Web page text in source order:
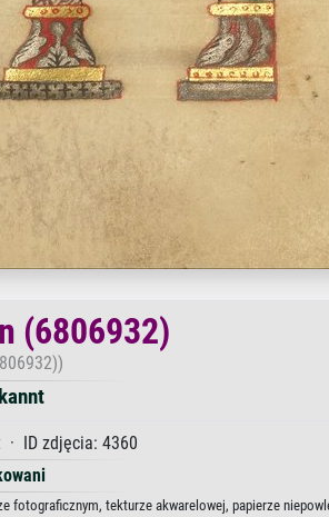
(6806932)
· ID zdjęcia: 4360
fotograficznym, tekturze akwarelowej, papierze